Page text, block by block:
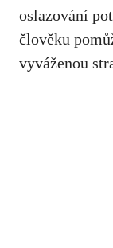
oslazování
člověku
vyváženou